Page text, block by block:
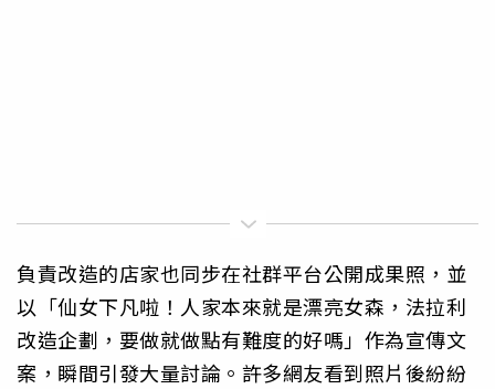
負責改造的店家也同步在社群平台公開成果照，並
以「仙女下凡啦！人家本來就是漂亮女森，法拉利
改造企劃，要做就做點有難度的好嗎」作為宣傳文
案，瞬間引發大量討論。許多網友看到照片後紛紛